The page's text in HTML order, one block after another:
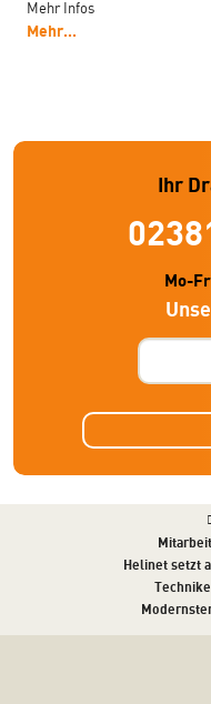
Mehr Infos
Mehr...
Ihr
Mo-
Helinet setzt